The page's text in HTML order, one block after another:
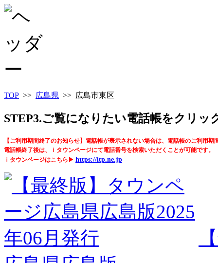
TOP >> 広島県 >> 広島市東区
STEP3.ご覧になりたい電話帳をクリッ
【ご利用期間終了のお知らせ】電話帳が表示されない場合は、電話帳のご利用期
電話帳終了後は、ｉタウンページにて電話番号を検索いただくことが可能です。
ｉタウンページはこちら▶ https://itp.ne.jp